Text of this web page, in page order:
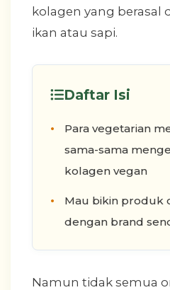
kolagen yang berasal
ikan atau sapi.
Daftar Isi
Para vegetarian
sama-sama
kolagen vegan
Mau bikin produk
dengan brand
Namun tidak semua